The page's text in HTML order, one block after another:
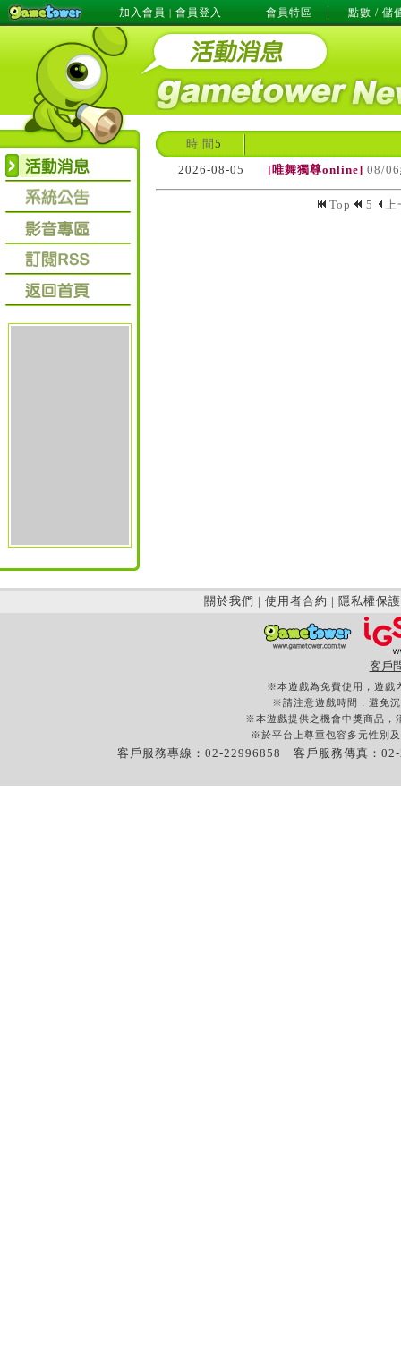
加入會員 | 會員登入 會員特區 點數 / 儲
時 間 5
2026-08-05
[唯舞獨尊online] 08/
Top 5 上
關於我們 | 使用者合約 | 隱私權保護
客戶
※本遊戲為免費使用，遊戲
※請注意遊戲時間，避免
※本遊戲提供之機會中獎商品，
※於平台上尊重包容多元性別
客戶服務專線：02-22996858 客戶服務傳真：